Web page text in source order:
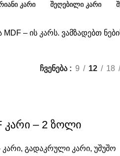
ᲙᲐᲠᲘ
ᲨᲔᲦᲔᲑᲘᲚᲘ ᲙᲐᲠᲘ
– ის კარს. ვამზადებთ
ჩვენება 9 12 18
კარი – 2 ზოლი
კარი, გადაკრული კარი, უშუშო